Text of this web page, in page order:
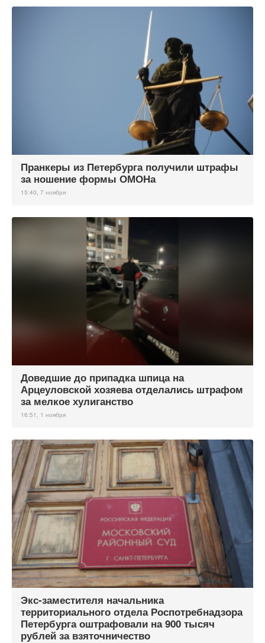
Пранкеры из Петербурга получили штрафы
за ношение формы ОМОНа
15:40, 7 ноября
Доведшие до припадка шпица на
Арцеуловской хозяева отделались штрафом
за мелкое хулиганство
16:51, 1 ноября
Экс-заместителя начальника
территориального отдела Роспотребнадзора
Петербурга оштрафовали на 900 тысяч
рублей за взяточничество